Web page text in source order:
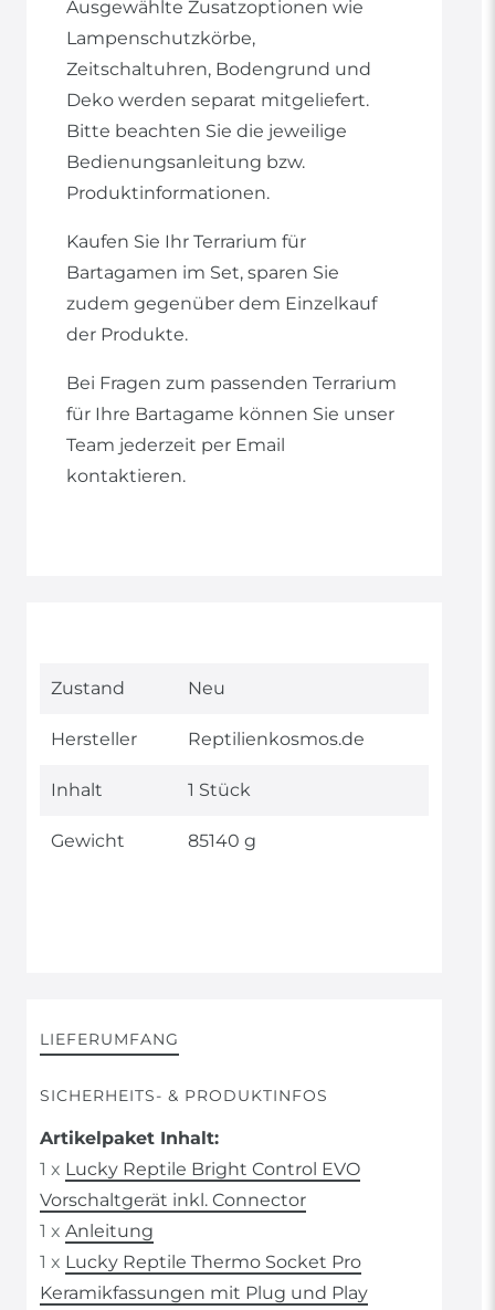
Ausgewählte Zusatzoptionen wie
Lampenschutzkörbe,
Zeitschaltuhren, Bodengrund und
Deko werden separat mitgeliefert.
Bitte beachten Sie die jeweilige
Bedienungsanleitung bzw.
Produktinformationen.
Kaufen Sie Ihr Terrarium für
Bartagamen im Set, sparen Sie
zudem gegenüber dem Einzelkauf
der Produkte.
Bei Fragen zum passenden Terrarium
für Ihre Bartagame können Sie unser
Team jederzeit per Email
kontaktieren.
Technisches
Wert
Zustand Neu
Hersteller Reptilienkosmos.de
Inhalt 1 Stück
Gewicht 85140 g
LIEFERUMFANG
SICHERHEITS- & PRODUKTINFOS
Artikelpaket Inhalt:
1 x Lucky Reptile Bright Control EVO
Vorschaltgerät inkl. Connector
1 x Anleitung
1 x Lucky Reptile Thermo Socket Pro
Keramikfassungen mit Plug und Play